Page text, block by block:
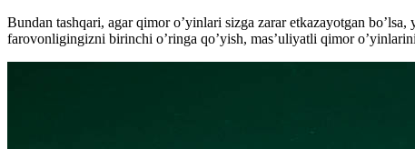
Bundan tashqari, agar qimor o’yinlari sizga zarar etkazayotgan
farovonligingizni birinchi o’ringa qo’yish, mas’uliyatli qimor